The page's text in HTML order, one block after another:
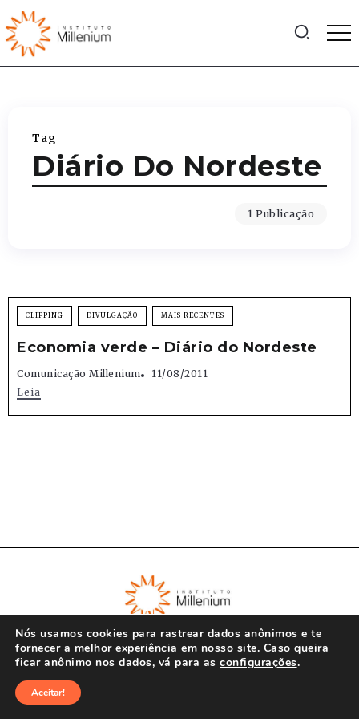
Tag
Diário Do Nordeste
1 Publicação
CLIPPING DIVULGAÇÃO MAIS RECENTES
Economia verde – Diário do Nordeste
Comunicação Millenium
11/08/2011
Leia
Nós usamos cookies para rastrear dados anônimos e te
fornecer a melhor experiência em nosso site. Caso queira
ficar anônimo nos dados, vá para as configurações.
Aceitar!